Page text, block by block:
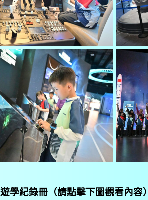
遊學紀錄冊（請點擊下圖觀看內容）